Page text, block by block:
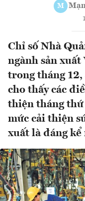
M
Chỉ số Nhà
ngành sản
trong tháng 12,
cho thấy các
thiện tháng
mức cải thiện
xuất là đáng kể